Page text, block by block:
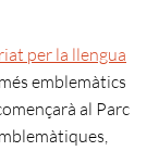
per la llengua
emblemàtics
al Parc